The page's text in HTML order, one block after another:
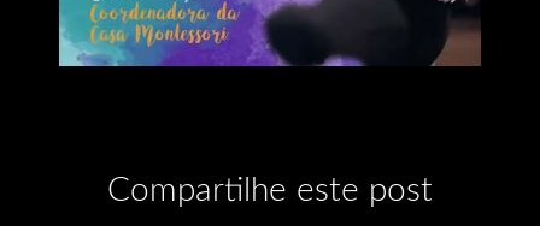
Compartilhe este post